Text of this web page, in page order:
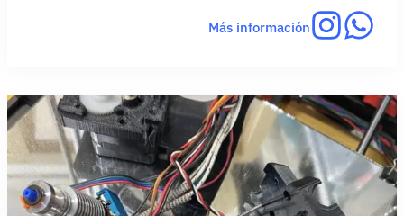
Más información